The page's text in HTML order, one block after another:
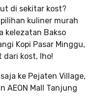
di sekitar kost?
kuliner murah
kelezatan Bakso
Kopi Pasar Minggu,
dari kost, lho!
ke Pejaten Village,
AEON Mall Tanjung